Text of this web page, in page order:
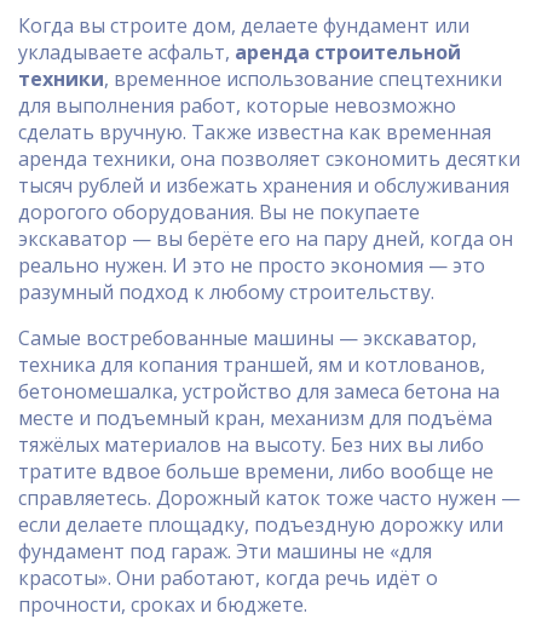
Когда вы строите дом, делаете фундамент или
укладываете асфальт, аренда строительной
техники, временное использование спецтехники
для выполнения работ, которые невозможно
сделать вручную. Также известна как временная
аренда техники, она позволяет сэкономить десятки
тысяч рублей и избежать хранения и обслуживания
дорогого оборудования. Вы не покупаете
экскаватор — вы берёте его на пару дней, когда он
реально нужен. И это не просто экономия — это
разумный подход к любому строительству.
Самые востребованные машины —экскаватор,
техника для копания траншей, ям и котлованов,
бетономешалка, устройство для замеса бетона на
месте и подъемный кран, механизм для подъёма
тяжёлых материалов на высоту. Без них вы либо
тратите вдвое больше времени, либо вообще не
справляетесь. Дорожный каток тоже часто нужен —
если делаете площадку, подъездную дорожку или
фундамент под гараж. Эти машины не «для
красоты». Они работают, когда речь идёт о
прочности, сроках и бюджете.